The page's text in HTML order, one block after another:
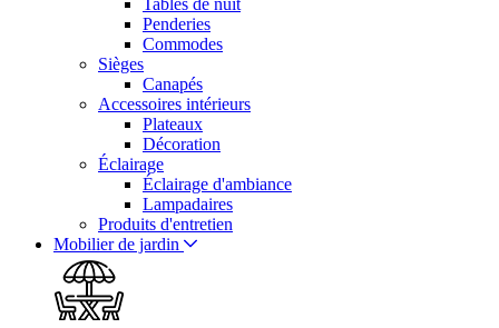
Penderies
Commodes
Sièges
Canapés
Accessoires intérieurs
Plateaux
Décoration
Éclairage
Éclairage d'ambiance
Lampadaires
Produits d'entretien
Mobilier de jardin